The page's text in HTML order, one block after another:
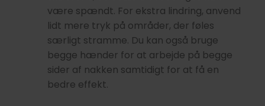
være spændt. For ekstra lindring, anvend
lidt mere tryk på områder, der føles
særligt stramme. Du kan også bruge
begge hænder for at arbejde på begge
sider af nakken samtidigt for at få en
bedre effekt.